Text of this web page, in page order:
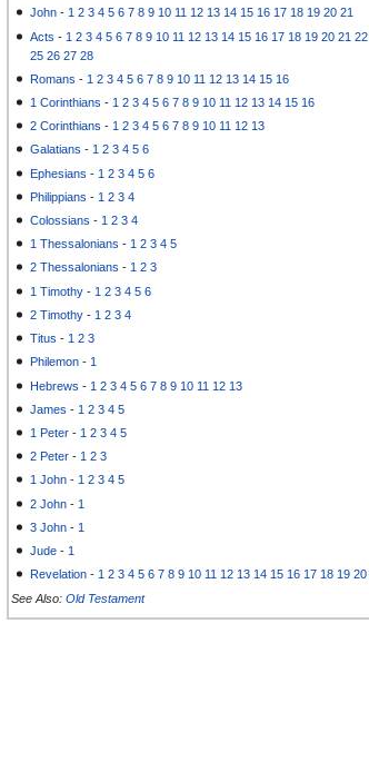
John -1 2 3 4 5 6 7 8 9 10 11 12 13 14 15 16 17 18 19 20 21
Acts - 1 2 3 4 5 6 7 8 9 10 11 12 13 14 15 16 17 18 19 20 21 22
25 26 27 28
Romans - 1 2 3 4 5 6 7 8 9 10 11 12 13 14 15 16
1 Corinthians - 1 2 3 4 5 6 7 8 9 10 11 12 13 14 15 16
2 Corinthians - 1 2 3 4 5 6 7 8 9 10 11 12 13
Galatians -1 2 3 4 5 6
Ephesians - 1 2 3 4 5 6
Philippians - 1 2 3 4
Colossians - 1 2 3 4
1 Thessalonians - 1 2 3 4 5
2 Thessalonians -1 2 3
1 Timothy - 1 2 3 4 5 6
2 Timothy - 1 2 3 4
Titus - 1 2 3
Philemon - 1
Hebrews - 1 2 3 4 5 6 7 8 9 10 11 12 13
James - 1 2 3 4 5
1 Peter - 1 2 3 4 5
2 Peter - 1 2 3
1 John - 1 2 3 4 5
2 John - 1
3 John - 1
Jude - 1
Revelation - 1 2 3 4 5 6 7 8 9 10 11 12 13 14 15 16 17 18 19 20
See Also: Old Testament